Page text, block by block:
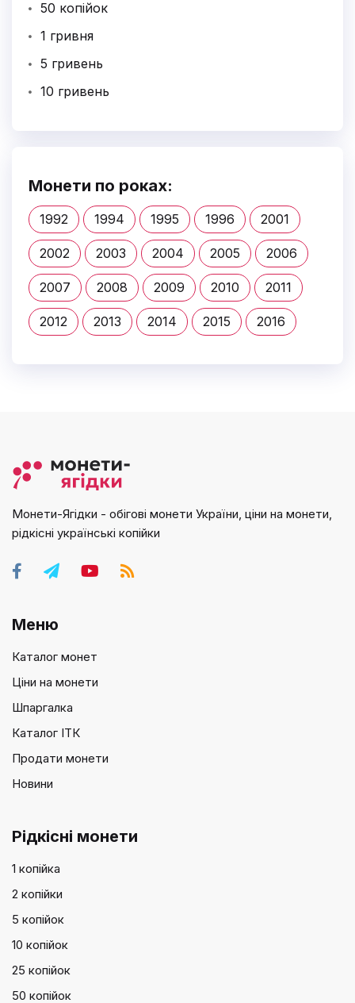
50 копійок
1 гривня
5 гривень
10 гривень
Монети по роках:
1992 1994 1995 1996 2001
2002 2003 2004 2005 2006
2007 2008 2009 2010 2011
2012 2013 2014 2015 2016
Монети-Ягідки - обігові монети України, ціни на монети,
рідкісні українські копійки
Меню
Каталог монет
Ціни на монети
Шпаргалка
Каталог ІТК
Продати монети
Новини
Рідкісні монети
1 копійка
2 копійки
5 копійок
10 копійок
25 копійок
50 копійок